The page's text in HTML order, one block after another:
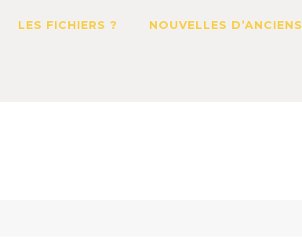
LES FICHIERS ? NOUVELLES D’ANCIENS